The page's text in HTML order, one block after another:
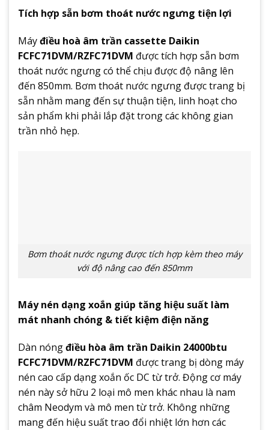
Tích hợp sẵn bơm thoát nước ngưng tiện lợi
Máyđiều hoà âm trần cassette Daikin
FCFC71DVM/RZFC71DVM được tích hợp sẵn bơm
thoát nước ngưng có thể chịu được độ nâng lên
đến 850mm. Bơm thoát nước ngưng được trang bị
sẵn nhằm mang đến sự thuận tiện, linh hoạt cho
sản phẩm khi phải lắp đặt trong các không gian
trần nhỏ hẹp.
Bơm thoát nước ngưng được tích hợp kèm theo máy
với độ nâng cao đến 850mm
Máy nén dạng xoắn giúp tăng hiệu suất làm
mát nhanh chóng & tiết kiệm điện năng
Dàn nóngđiều hòa âm trần Daikin 24000btu
FCFC71DVM/RZFC71DVM được trang bị dòng máy
nén cao cấp dạng xoắn ốc DC từ trở. Động cơ máy
nén này sở hữu 2 loại mô men khác nhau là nam
châm Neodym và mô men từ trở. Không những
mang đến hiệu suất trao đổi nhiệt lớn hơn các